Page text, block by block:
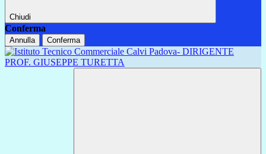
Chiudi
Conferma
Annulla Conferma